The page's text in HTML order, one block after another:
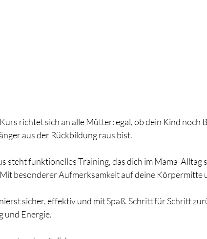
richtet sich an alle Mütter: egal, ob dein Kind noch
aus der Rückbildung raus bist.
steht funktionelles Training, das dich im Mama-Alltag
besonderer Aufmerksamkeit auf deine Körpermitte
sicher, effektiv und mit Spaß. Schritt für Schritt
und Energie.